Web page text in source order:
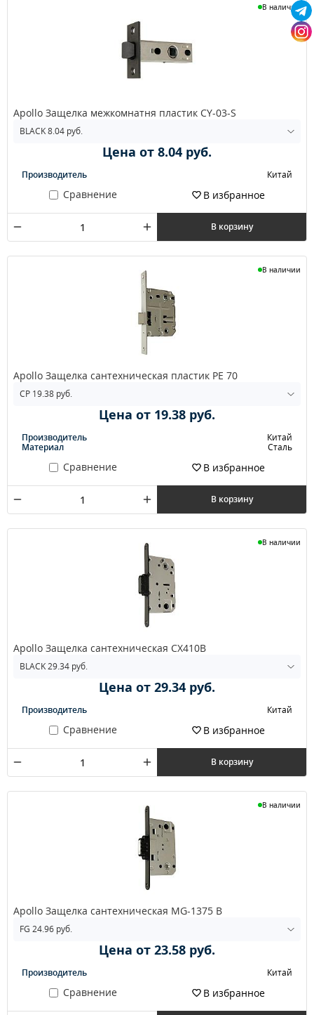
В наличии
Apollo Защелка межкомнатня пластик CY-03-S
Цена от 8.04 руб.
Производитель Китай
Сравнение В избранное
В корзину
В наличии
Apollo Защелка сантехническая пластик РЕ 70
Цена от 19.38 руб.
Производитель
Китай
Материал
Сталь
Сравнение В избранное
В корзину
В наличии
Apollo Защелка сантехническая CX410B
Цена от 29.34 руб.
Производитель Китай
Сравнение В избранное
В корзину
В наличии
Apollo Защелка сантехническая MG-1375 B
Цена от 23.58 руб.
Производитель Китай
Сравнение В избранное